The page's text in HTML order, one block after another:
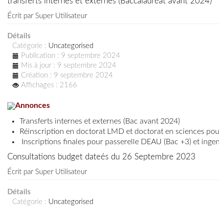
Écrit par Super Utilisateur
Détails
Catégorie : Uncategorised
Publication : 9 septembre 2024
Mis à jour : 9 septembre 2024
Création : 9 septembre 2024
Affichages : 2166
Annonces
Transferts internes et externes (Bac avant 2024)
Réinscription en doctorat LMD et doctorat en sciences
Inscriptions finales pour passerelle DEAU (Bac +3) et
Consultations budget dateés du 26 Septembre 2023
Écrit par Super Utilisateur
Détails
Catégorie : Uncategorised